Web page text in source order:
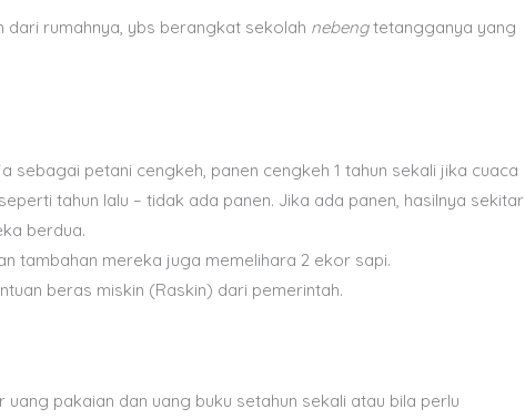
rumahnya, ybs berangkat sekolah nebengtetangganya yang
sebagai petani cengkeh, panen cengkeh 1 tahun sekali jika cuaca
tahun lalu – tidak ada panen. Jika ada panen, hasilnya sekitar
berdua.
tambahan mereka juga memelihara 2 ekor sapi.
beras miskin (Raskin) dari pemerintah.
uang pakaian dan uang buku setahun sekali atau bila perlu